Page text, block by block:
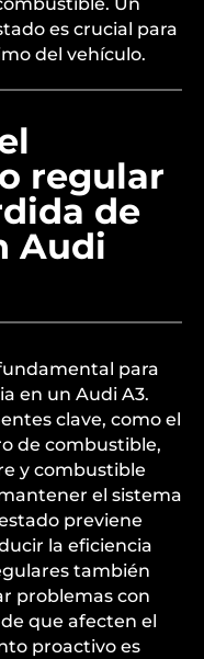
motor. Esto
la eficiencia del
de potencia.
de escape puede
Un
es crucial para
del vehículo.
regular
Audi
para
en un Audi A3.
clave, como el
de combustible,
y combustible
el sistema
previene